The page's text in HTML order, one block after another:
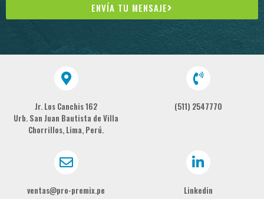
ENVÍA TU MENSAJE
Jr. Los Canchis 162
Urb. San Juan Bautista de Villa
Chorrillos, Lima, Perú.
(511) 2547770
ventas@pro-premix.pe Linkedin